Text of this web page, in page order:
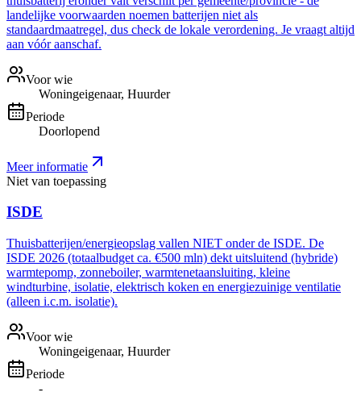
landelijke voorwaarden noemen batterijen niet als
standaardmaatregel, dus check de lokale verordening. Je vraagt altijd
aan vóór aanschaf.
Voor wie
Woningeigenaar, Huurder
Periode
Doorlopend
Meer informatie
Niet van toepassing
ISDE
Thuisbatterijen/energieopslag vallen NIET onder de ISDE. De
ISDE 2026 (totaalbudget ca. €500 mln) dekt uitsluitend (hybride)
warmtepomp, zonneboiler, warmtenetaansluiting, kleine
windturbine, isolatie, elektrisch koken en energiezuinige ventilatie
(alleen i.c.m. isolatie).
Voor wie
Woningeigenaar, Huurder
Periode
-